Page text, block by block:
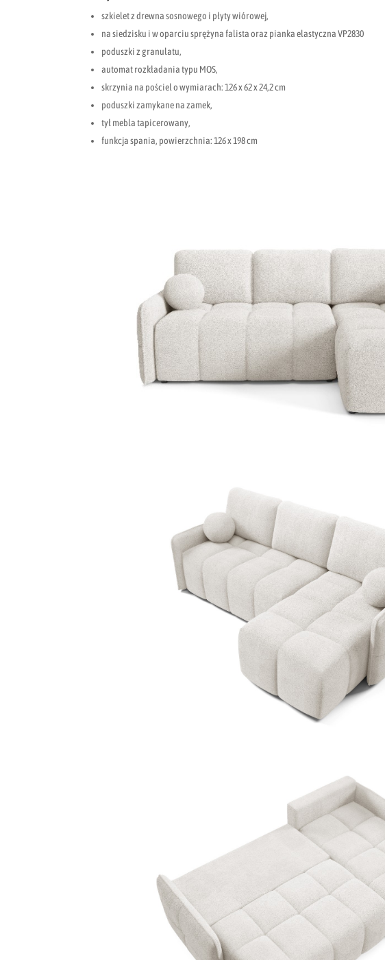
szkielet z drewna sosnowego i płyty wiórowej,
na siedzisku i w oparciu sprężyna falista oraz pianka elastyczna VP2830
poduszki z granulatu,
automat rozkładania typu MOS,
skrzynia na pościel o wymiarach: 126 x 62 x 24,2 cm
poduszki zamykane na zamek,
tył mebla tapicerowany,
funkcja spania, powierzchnia: 126 x 198 cm